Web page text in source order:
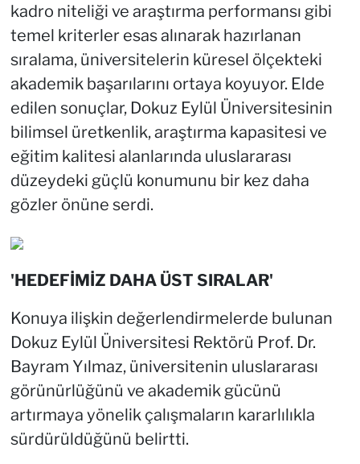
kadro niteliği ve araştırma performansı gibi
temel kriterler esas alınarak hazırlanan
sıralama, üniversitelerin küresel ölçekteki
akademik başarılarını ortaya koyuyor. Elde
edilen sonuçlar, Dokuz Eylül Üniversitesinin
bilimsel üretkenlik, araştırma kapasitesi ve
eğitim kalitesi alanlarında uluslararası
düzeydeki güçlü konumunu bir kez daha
gözler önüne serdi.
'HEDEFİMİZ DAHA ÜST SIRALAR'
Konuya ilişkin değerlendirmelerde bulunan
Dokuz Eylül Üniversitesi Rektörü Prof. Dr.
Bayram Yılmaz, üniversitenin uluslararası
görünürlüğünü ve akademik gücünü
artırmaya yönelik çalışmaların kararlılıkla
sürdürüldüğünü belirtti.